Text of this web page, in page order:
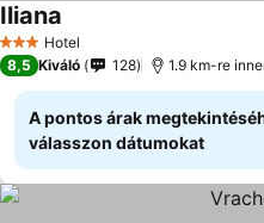
3 Kategória
Hotel
Iliana
8,5 Kiváló 128 1.9 km-re
A pontos árak
válasszon dátumokat